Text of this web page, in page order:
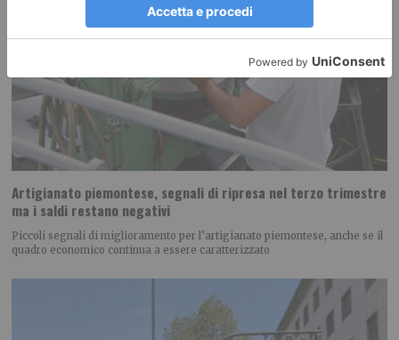
Artigianato piemontese, segnali di ripresa nel terzo trimestre
ma i saldi restano negativi
Piccoli segnali di miglioramento per l’artigianato piemontese, anche se il
quadro economico continua a essere caratterizzato